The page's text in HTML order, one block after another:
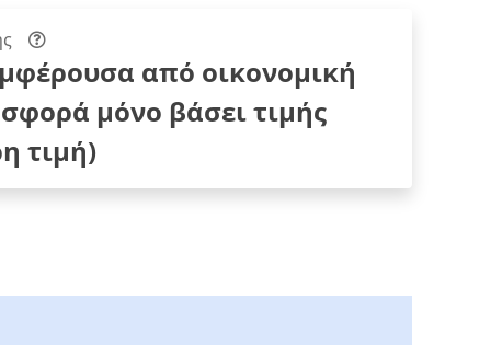
από οικονομική
μόνο βάσει τιμής
τιμή)